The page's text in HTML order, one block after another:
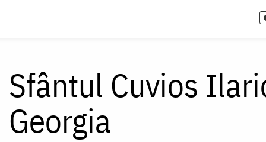
Sfântul Cuvios
Georgia